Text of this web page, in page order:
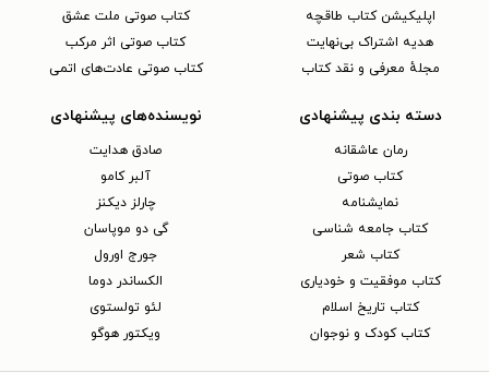
اپلیکیشن کتاب طاقچه
هدیه اشتراک بی‌نهایت
مجلهٔ معرفی و نقد کتاب
کتاب صوتی ملت عشق
کتاب صوتی اثر مرکب
کتاب صوتی عادت‌های اتمی
دسته بندی پیشنهادی
رمان عاشقانه
کتاب‌ صوتی
نمایشنامه
کتاب جامعه شناسی
کتاب شعر
کتاب موفقیت و خودیاری
کتاب تاریخ اسلام
کتاب کودک و نوجوان
نویسنده‌های پیشنهادی
صادق هدایت
آلبر کامو
چارلز دیکنز
گی دو موپاسان
جورج اورول
الکساندر دوما
لئو تولستوی
ویکتور هوگو